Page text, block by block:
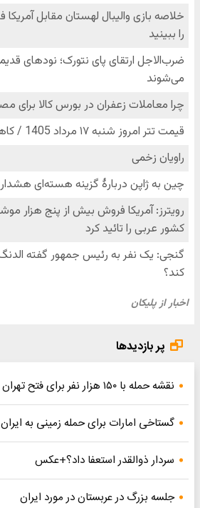
پر بازدیدها
نقشه حمله با ۱۵۰ هزار نفر برای فتح تهران
گستاخی امارات برای حمله زمینی به ایران
سردار ذوالقدر استعفا داد؟+عکس
جلسه بزرگ در عربستان در مورد ایران